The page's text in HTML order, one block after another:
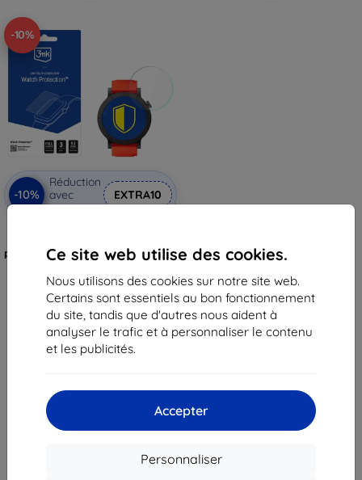
Ce site web utilise des cookies.
Nous utilisons des cookies sur notre site web.
Certains sont essentiels au bon fonctionnement
du site, tandis que d'autres nous aident à
analyser le trafic et à personnaliser le contenu
et les publicités.
Accepter
Personnaliser
-10%
-10%
Réduction
avec
coupon
EXTRA10
protecteur pour CMF Watch 3 Pro
10,72 €
En stock > 5 pièces
du total